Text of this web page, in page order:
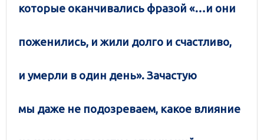
которые оканчивались фразой «…и они
поженились, и жили долго и счастливо,
и умерли в один день». Зачастую
мы даже не подозреваем, какое влияние